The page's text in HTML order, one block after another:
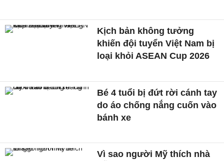
Kịch bản không tưởng
khiến đội tuyển Việt Nam bị
loại khỏi ASEAN Cup 2026
Bé 4 tuổi bị đứt rời cánh tay
do áo chống nắng cuốn vào
bánh xe
Vì sao người Mỹ thích nhà